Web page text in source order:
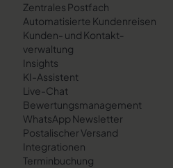
Zentrales Postfach
Automatisierte Kundenreisen
Kunden- und Kontakt­
verwaltung
Insights
KI-Assistent
Live-Chat
Bewertungs­management
WhatsApp Newsletter
Postalischer Versand
Integrationen
Terminbuchung